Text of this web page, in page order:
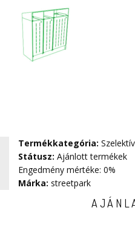
Termékkategória:
Státusz: Ajánlott termékek
Engedmény mértéke: 0%
Márka: streetpark